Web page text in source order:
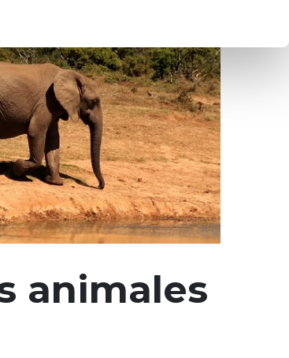
animales